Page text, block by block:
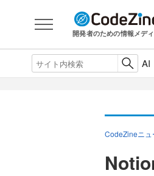
開発者のための情報メデ
AI
CodeZineニュ